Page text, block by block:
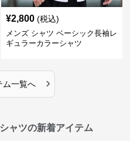
¥2,800 (税込)
メンズ シャツ ベーシック長袖レ
ギュラーカラーシャツ
ム一覧へ ›
ャツの新着アイテム